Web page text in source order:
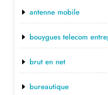
antenne mobile
bouygues telecom
brut en net
bureautique